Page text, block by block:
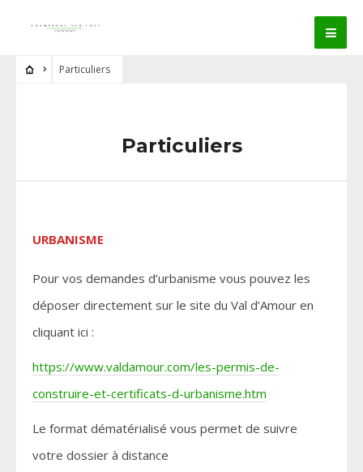
Particuliers
Particuliers
URBANISME
Pour vos demandes d’urbanisme vous pouvez les
déposer directement sur le site du Val d’Amour en
cliquant ici :
https://www.valdamour.com/les-permis-de-
construire-et-certificats-d-urbanisme.htm
Le format dématérialisé vous permet de suivre
votre dossier à distance